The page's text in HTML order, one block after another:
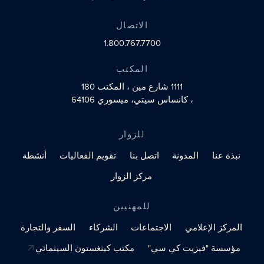
الاتصال
1.800.767.7700
المكتب
1111 شارع مين
، المكتب 180
، كانساس سيتي، ميسوري 64106
للزوار
نبذة عنا
المدونة اتصل بنا تقويم الفعاليات
أنشطة
مركز الزوار
للمهنيين
المركز الإعلامي
الاجتماعات الشركاء
السفر والتجارة
مؤسسة "فيزيت كي سي"
مكتب كينغستون السينمائي